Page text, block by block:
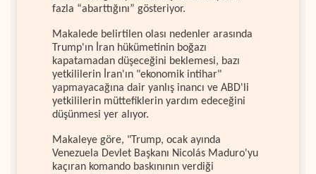
fazla “abarttığını” gösteriyor.
Makalede belirtilen olası nedenler arasında
Trump'ın İran hükümetinin boğazı
kapatamadan düşeceğini beklemesi, bazı
yetkililerin İran'ın "ekonomik intihar"
yapmayacağına dair yanlış inancı ve ABD'li
yetkililerin müttefiklerin yardım edeceğini
düşünmesi yer alıyor.
Makaleye göre, "Trump, ocak ayında
Venezuela Devlet Başkanı Nicolás Maduro'yu
kaçıran komando baskınının verdiği